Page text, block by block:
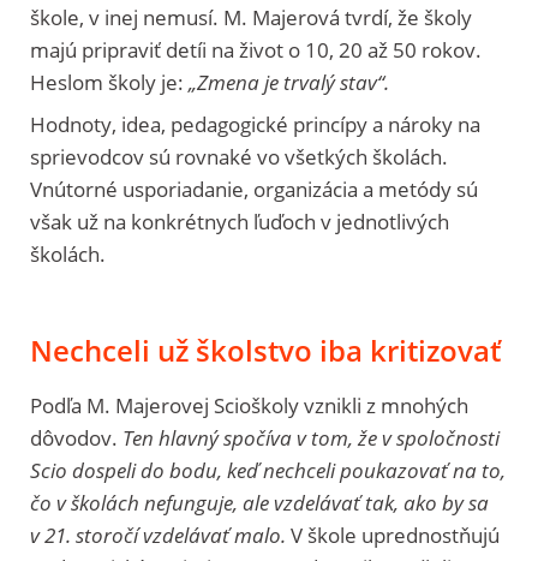
škole, v inej nemusí. M. Majerová tvrdí, že školy
majú pripraviť detíi na život o 10, 20 až 50 rokov.
Heslom školy je: „Zmena je trvalý stav“.
Hodnoty, idea, pedagogické princípy a nároky na
sprievodcov sú rovnaké vo všetkých školách.
Vnútorné usporiadanie, organizácia a metódy sú
však už na konkrétnych ľuďoch v jednotlivých
školách.
Nechceli už školstvo iba kritizovať
Podľa M. Majerovej Scioškoly vznikli z mnohých
dôvodov. Ten hlavný spočíva v tom, že v spoločnosti
Scio dospeli do bodu, keď nechceli poukazovať na to,
čo v školách nefunguje, ale vzdelávať tak, ako by sa
v 21. storočí vzdelávať malo. V škole uprednostňujú